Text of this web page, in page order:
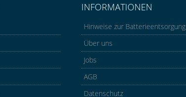
INFORMATIONEN
Hinweise zur Batterieentsorgung
Über uns
Jobs
AGB
Datenschutz